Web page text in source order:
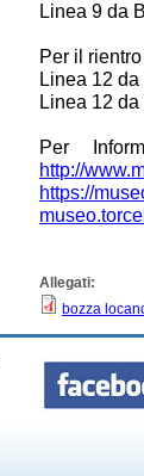
Linea 9 da
Per il
Linea 12
Linea 12
Per
http://
https://
Allegati:
bozza